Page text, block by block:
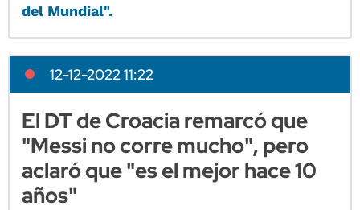
del Mundial".
12-12-2022 11:22
El DT de Croacia remarcó que
"Messi no corre mucho", pero
aclaró que "es el mejor hace 10
años"